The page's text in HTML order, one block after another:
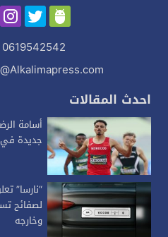
0619542542
احدث المقالات
أسامة
جديدة في
“نارسا”
لصفائح
وخارجه